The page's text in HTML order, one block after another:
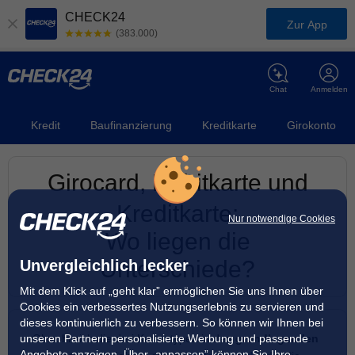
Nur notwendige Cookies
Unvergleichlich lecker
Mit dem Klick auf „geht klar” ermöglichen Sie uns Ihnen über
Cookies ein verbessertes Nutzungserlebnis zu servieren und
dieses kontinuierlich zu verbessern. So können wir Ihnen bei
unseren Partnern personalisierte Werbung und passende
CHECK24
(383.000)
Zur App
Anmelden
Chat
Kredit Baufinanzierung Kreditkarte Girokonto
Girocard, Debitkarte und
Kreditkarte:
Wo liegen die
Unterschiede?
Obwohl sich die drei Kartentypen in den grundlegenden